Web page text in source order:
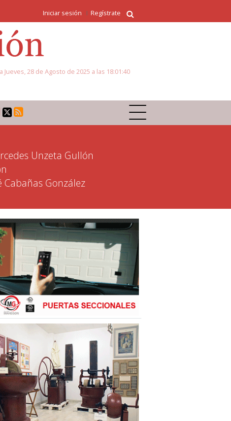
Iniciar sesión Regístrate
Jueves, 28 de Agosto de 2025 a las 18:01:40
Unzeta Gullón
Cabañas González